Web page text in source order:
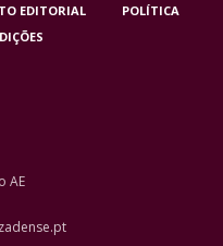
EDITORIAL POLÍTICA
AE